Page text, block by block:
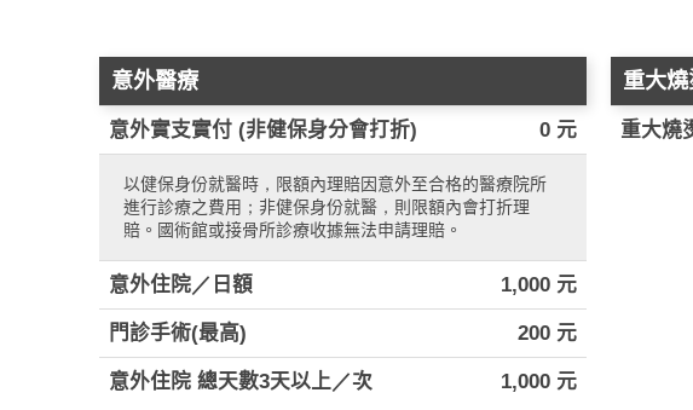
意外醫療
意外實支實付 (非健保身分會打折) 0 元
以健保身份就醫時，限額內理賠因意外至合格的醫療院所
進行診療之費用；非健保身份就醫，則限額內會打折理
賠。國術館或接骨所診療收據無法申請理賠。
意外住院／日額 1,000 元
門診手術(最高) 200 元
意外住院 總天數3天以上／次 1,000 元
重大
重大燒